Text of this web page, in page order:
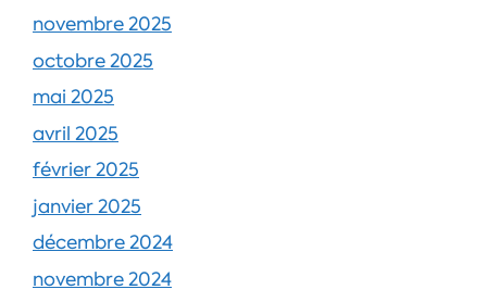
novembre 2025
octobre 2025
mai 2025
avril 2025
février 2025
janvier 2025
décembre 2024
novembre 2024